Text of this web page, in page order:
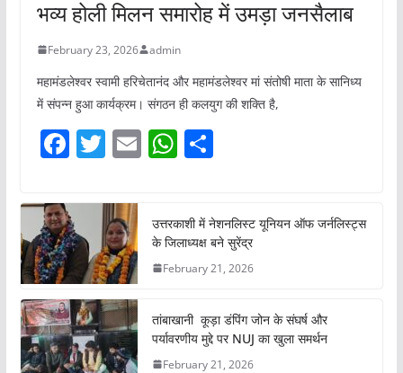
भव्य होली मिलन समारोह में उमड़ा जनसैलाब
February 23, 2026 admin
महामंडलेश्वर स्वामी हरिचेतानंद और महामंडलेश्वर मां संतोषी माता के सानिध्य
में संपन्न हुआ कार्यक्रम। संगठन ही कलयुग की शक्ति है,
F
c
e
b
o
o
k
T
itt
er
E W
s
A
p
S
e
उत्तरकाशी में नेशनलिस्ट यूनियन ऑफ जर्नलिस्ट्स
के जिलाध्यक्ष बने सुरेंद्र
February 21, 2026
तांबाखानी कूड़ा डंपिंग जोन के संघर्ष और
पर्यावरणीय मुद्दे पर NUJ का खुला समर्थन
February 21, 2026